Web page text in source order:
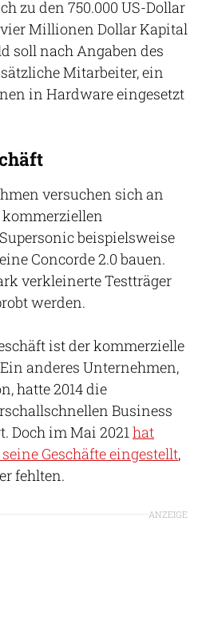
zu den 750.000 US-Dollar
Millionen Dollar Kapital
soll nach Angaben des
Mitarbeiter, ein
in Hardware eingesetzt
versuchen sich an
beispielsweise
Concorde 2.0 bauen.
verkleinerte Testträger
werden.
ist der kommerzielle
anderes Unternehmen,
hatte 2014 die
Business
Doch im Mai 2021 hat
Geschäfte eingestellt,
fehlten.
ANZEIGE